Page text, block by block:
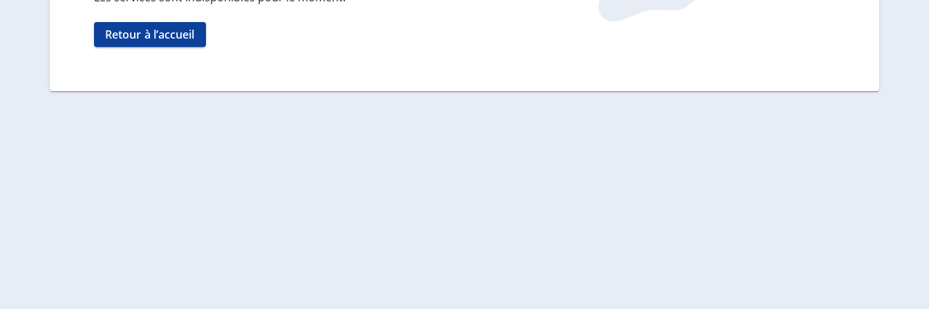
Retour à l’accueil